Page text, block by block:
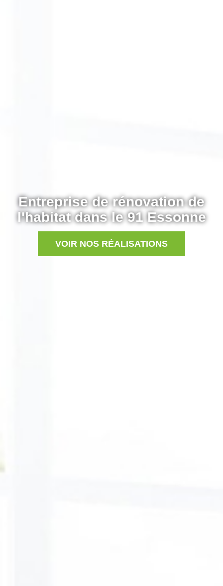
Entreprise de rénovation de
l'habitat dans le 91 Essonne
VOIR NOS RÉALISATIONS